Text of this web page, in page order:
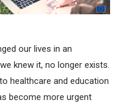
our lives in an
knew it, no longer exists.
healthcare and education
become more urgent